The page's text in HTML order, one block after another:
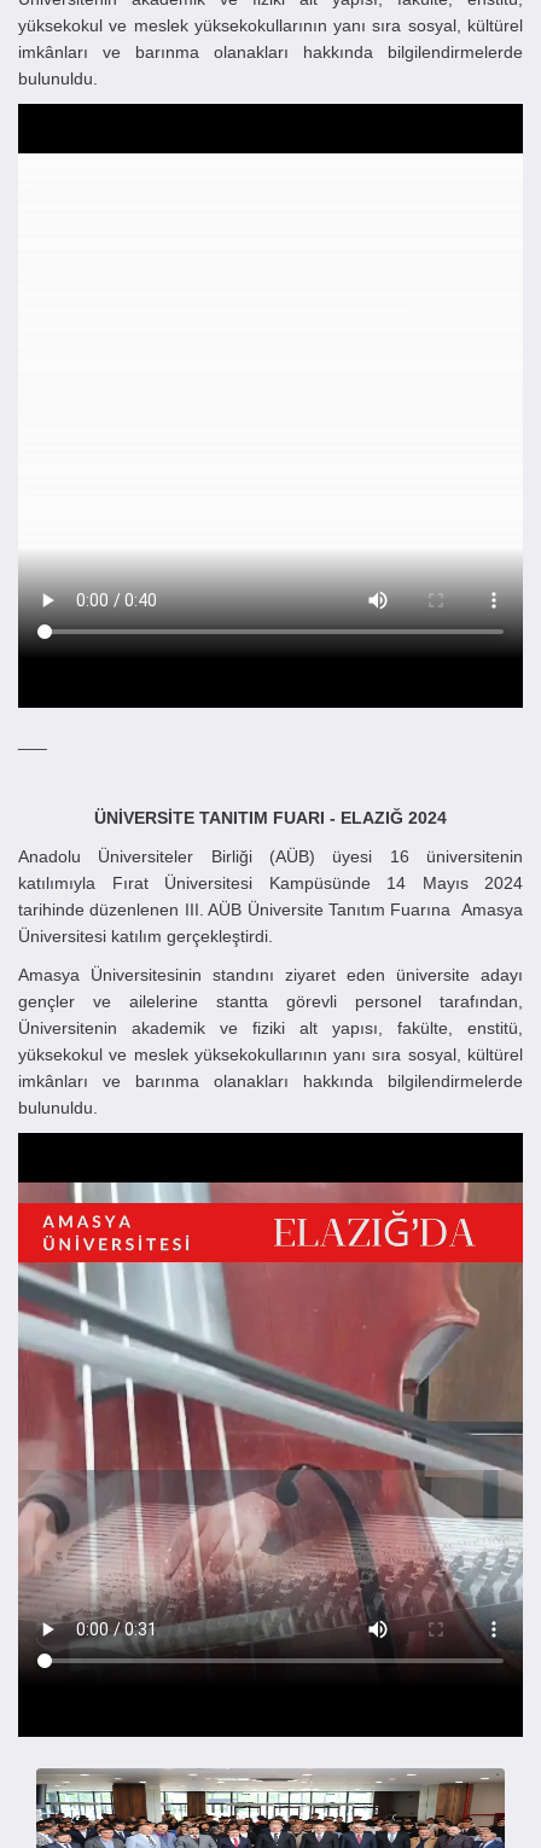
yüksekokul ve meslek yüksekokullarının yanı sıra sosyal, kültürel
imkânları ve barınma olanakları hakkında bilgilendirmelerde
bulunuldu.
ÜNİVERSİTE TANITIM FUARI - ELAZIĞ 2024
Anadolu Üniversiteler Birliği (AÜB) üyesi 16 üniversitenin
katılımıyla Fırat Üniversitesi Kampüsünde 14 Mayıs 2024
tarihinde düzenlenen III. AÜB Üniversite Tanıtım Fuarına Amasya
Üniversitesi katılım gerçekleştirdi.
Amasya Üniversitesinin standını ziyaret eden üniversite adayı
gençler ve ailelerine stantta görevli personel tarafından,
Üniversitenin akademik ve fiziki alt yapısı, fakülte, enstitü,
yüksekokul ve meslek yüksekokullarının yanı sıra sosyal, kültürel
imkânları ve barınma olanakları hakkında bilgilendirmelerde
bulunuldu.